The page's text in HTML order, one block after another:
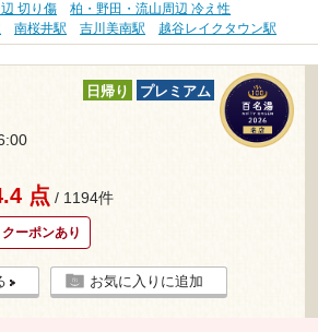
切り傷
柏・野田・流山周辺 冷え性
南桜井駅 吉川美南駅 越谷レイクタウン駅
日帰り プレミアム
点 / 1194件
クーポンあり
お気に入りに追加